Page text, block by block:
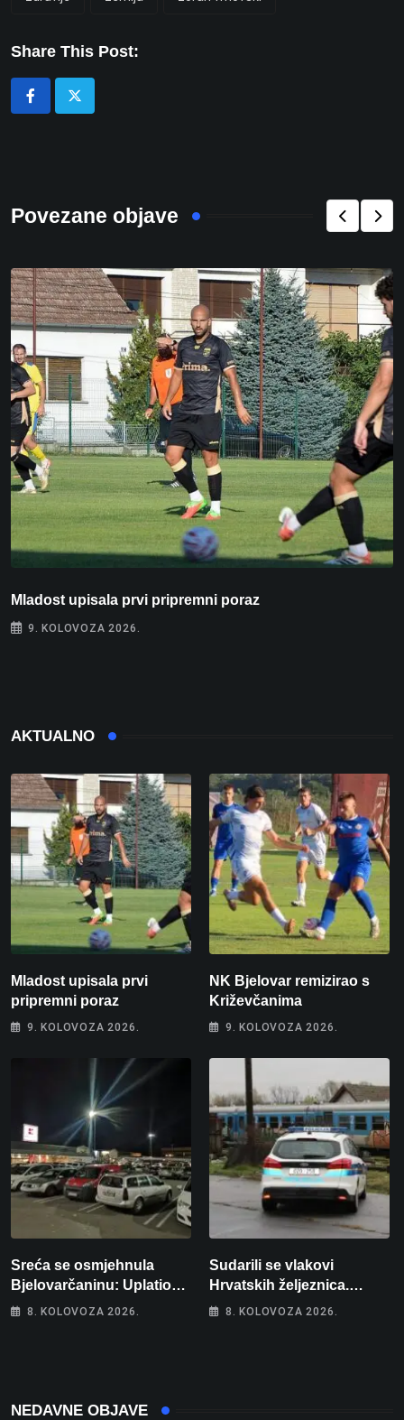
Share This Post:
Povezane objave
Mladost upisala prvi pripremni poraz
9. KOLOVOZA 2026.
AKTUALNO
Mladost upisala prvi
pripremni poraz
9. KOLOVOZA 2026.
NK Bjelovar remizirao s
Križevčanima
9. KOLOVOZA 2026.
Sreća se osmjehnula
Bjelovarčaninu: Uplatio
samo 4 eura, a osvojio
8. KOLOVOZA 2026.
Sudarili se vlakovi
Hrvatskih željeznica.
Šestero osoba teško
8. KOLOVOZA 2026.
NEDAVNE OBJAVE